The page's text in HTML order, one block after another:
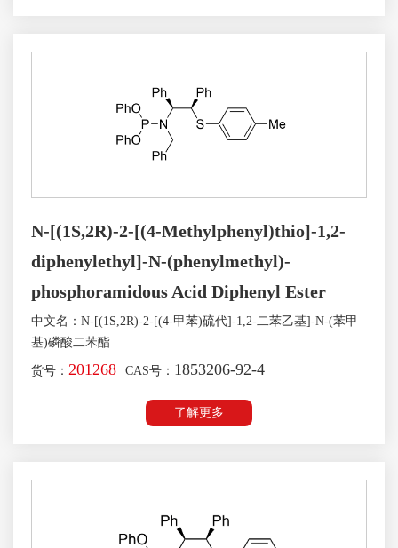
N-[(1S,2R)-2-[(4-Methylphenyl)thio]-1,2-
diphenylethyl]-N-(phenylmethyl)-
phosphoramidous Acid Diphenyl Ester
中文名：N-[(1S,2R)-2-[(4-甲苯)硫代]-1,2-二苯乙基]-N-(苯甲
基)磷酸二苯酯
货号： 201268 CAS号： 1853206-92-4
了解更多